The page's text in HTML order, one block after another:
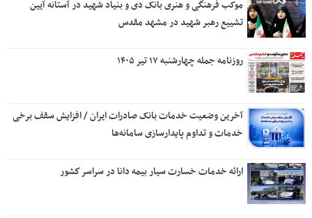
موکب فرهنگی و هنری بانک دی و بنیاد شهید در آستانه آیین
تشییع رهبر شهید در مشهد مقدس
روزنامه جمله چهارشنبه ۱۷ تیر ۱۴۰۵
آخرین وضعیت خدمات بانک صادرات ایران / افزایش سقف برخی
خدمات و تداوم پایدارسازی سامانه‌ها
ارائه خدمات خسارت سیار بیمه دانا در سراسر كشور